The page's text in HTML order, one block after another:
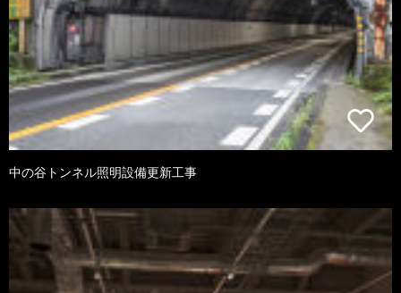
中の谷トンネル照明設備更新工事